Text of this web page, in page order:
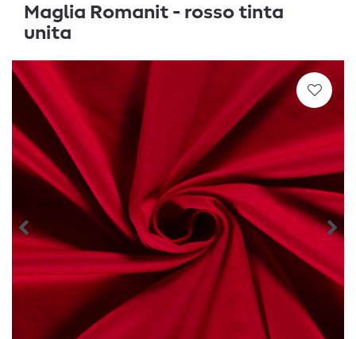
Maglia Romanit - rosso tinta
unita